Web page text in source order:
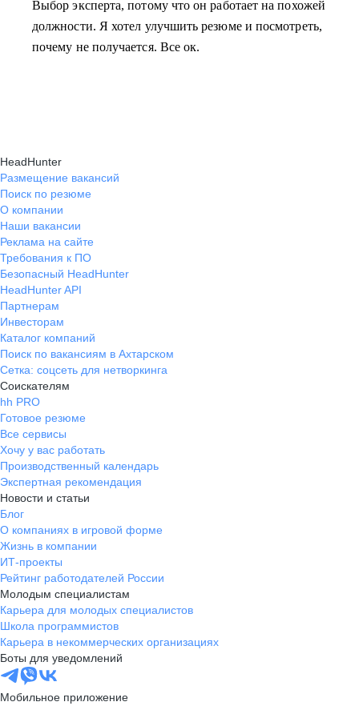
Выбор эксперта, потому что он работает на похожей
должности. Я хотел улучшить резюме и посмотреть,
почему не получается. Все ок.
HeadHunter
Размещение вакансий
Поиск по резюме
О компании
Наши вакансии
Реклама на сайте
Требования к ПО
Безопасный HeadHunter
HeadHunter API
Партнерам
Инвесторам
Каталог компаний
Поиск по вакансиям в Ахтарском
Сетка: соцсеть для нетворкинга
Соискателям
hh PRO
Готовое резюме
Все сервисы
Хочу у вас работать
Производственный календарь
Экспертная рекомендация
Новости и статьи
Блог
О компаниях в игровой форме
Жизнь в компании
ИТ-проекты
Рейтинг работодателей России
Молодым специалистам
Карьера для молодых специалистов
Школа программистов
Карьера в некоммерческих организациях
Боты для уведомлений
Мобильное приложение